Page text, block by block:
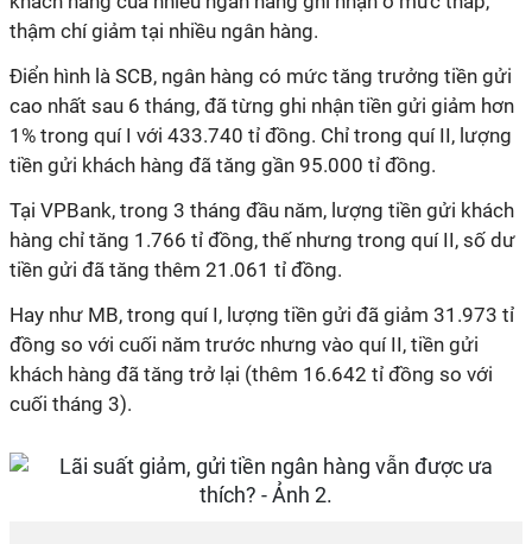
thậm chí giảm tại nhiều ngân hàng.
Điển hình là SCB, ngân hàng có mức tăng trưởng tiền gửi
cao nhất sau 6 tháng, đã từng ghi nhận tiền gửi giảm hơn
1% trong quí I với 433.740 tỉ đồng. Chỉ trong quí II, lượng
tiền gửi khách hàng đã tăng gần 95.000 tỉ đồng.
Tại VPBank, trong 3 tháng đầu năm, lượng tiền gửi khách
hàng chỉ tăng 1.766 tỉ đồng, thế nhưng trong quí II, số dư
tiền gửi đã tăng thêm 21.061 tỉ đồng.
Hay như MB, trong quí I, lượng tiền gửi đã giảm 31.973 tỉ
đồng so với cuối năm trước nhưng vào quí II, tiền gửi
khách hàng đã tăng trở lại (thêm 16.642 tỉ đồng so với
cuối tháng 3).